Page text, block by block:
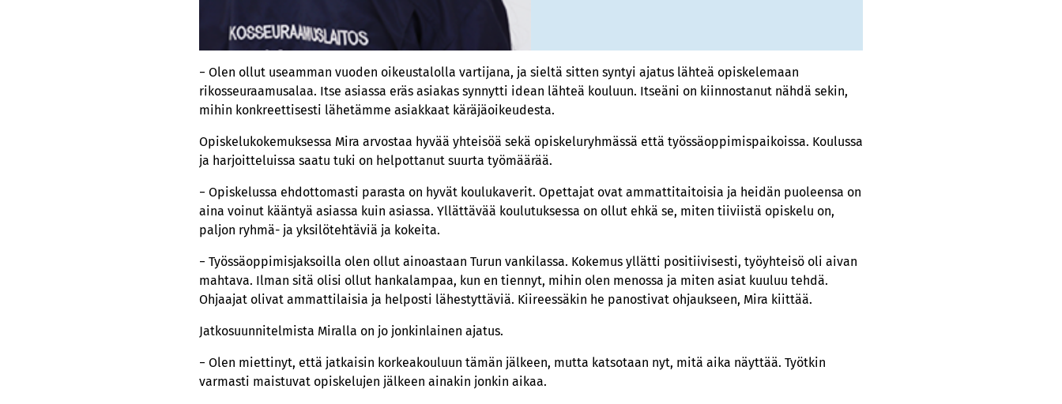
− Olen ollut useamman vuoden oikeustalolla vartijana, ja sieltä sitten syntyi ajatus lähteä opiskelemaan
rikosseuraamusalaa. Itse asiassa eräs asiakas synnytti idean lähteä kouluun. Itseäni on kiinnostanut nähdä sekin,
mihin konkreettisesti lähetämme asiakkaat käräjäoikeudesta.
Opiskelukokemuksessa Mira arvostaa hyvää yhteisöä sekä opiskeluryhmässä että työssäoppimispaikoissa. Koulussa
ja harjoitteluissa saatu tuki on helpottanut suurta työmäärää.
− Opiskelussa ehdottomasti parasta on hyvät koulukaverit. Opettajat ovat ammattitaitoisia ja heidän puoleensa on
aina voinut kääntyä asiassa kuin asiassa. Yllättävää koulutuksessa on ollut ehkä se, miten tiiviistä opiskelu on,
paljon ryhmä- ja yksilötehtäviä ja kokeita.
− Työssäoppimisjaksoilla olen ollut ainoastaan Turun vankilassa. Kokemus yllätti positiivisesti, työyhteisö oli aivan
mahtava. Ilman sitä olisi ollut hankalampaa, kun en tiennyt, mihin olen menossa ja miten asiat kuuluu tehdä.
Ohjaajat olivat ammattilaisia ja helposti lähestyttäviä. Kiireessäkin he panostivat ohjaukseen, Mira kiittää.
Jatkosuunnitelmista Miralla on jo jonkinlainen ajatus.
− Olen miettinyt, että jatkaisin korkeakouluun tämän jälkeen, mutta katsotaan nyt, mitä aika näyttää. Työtkin
varmasti maistuvat opiskelujen jälkeen ainakin jonkin aikaa.